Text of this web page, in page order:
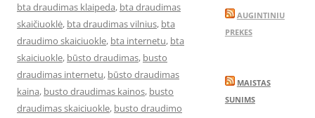
bta draudimas klaipeda, bta draudimas
skaičiuoklė, bta draudimas vilnius, bta
draudimo skaiciuokle, bta internetu, bta
skaiciuokle, būsto draudimas, busto
draudimas internetu, būsto draudimas
kaina, busto draudimas kainos, busto
draudimas skaiciuokle, busto draudimo
AUGINTINIU
PREKES
MAISTAS
SUNIMS